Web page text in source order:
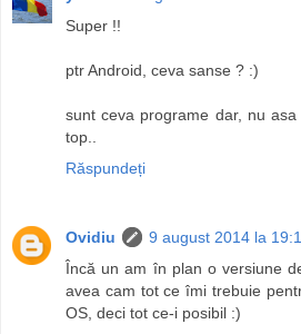
Super !!
ptr Android, ceva sanse ? :)
sunt ceva programe dar, nu
top..
Răspundeți
Ovidiu
9 august 2014 la
Încă un am în plan o versiune
avea cam tot ce îmi trebuie
OS, deci tot ce-i posibil :)